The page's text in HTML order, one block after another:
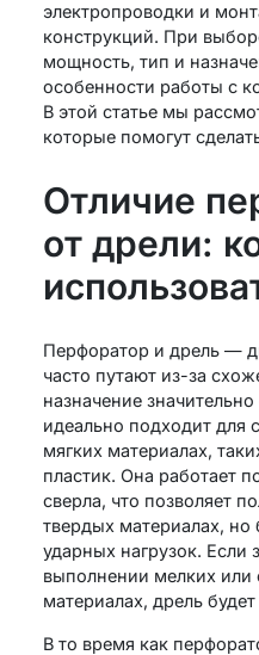
электропроводки и
конструкций. При
мощность, тип и
особенности работы с
В этой статье мы
которые помогут
Отличие
от дрели:
Перфоратор и дрель —
часто путают из-за
назначение
идеально подходит для
мягких материалах,
пластик. Она работает
сверла, что позволяет
твердых материалах, но
ударных нагрузок. Если
выполнении мелких или
материалах, дрель
В то время как